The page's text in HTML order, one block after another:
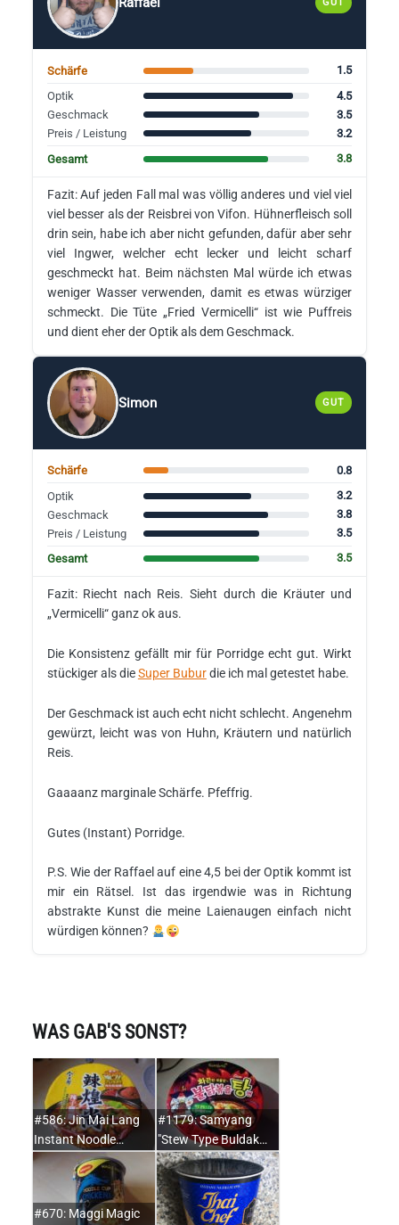
GUT
Schärfe
1.5
Optik
4.5
Geschmack
3.5
Preis / Leistung
3.2
Gesamt
3.8
Fazit: Auf jeden Fall mal was völlig anderes und viel viel
viel besser als der Reisbrei von Vifon. Hühnerfleisch soll
drin sein, habe ich aber nicht gefunden, dafür aber sehr
viel Ingwer, welcher echt lecker und leicht scharf
geschmeckt hat. Beim nächsten Mal würde ich etwas
weniger Wasser verwenden, damit es etwas würziger
schmeckt. Die Tüte „Fried Vermicelli“ ist wie Puffreis
und dient eher der Optik als dem Geschmack.
Simon GUT
Schärfe
0.8
Optik
3.2
Geschmack
3.8
Preis / Leistung
3.5
Gesamt
3.5
Fazit: Riecht nach Reis. Sieht durch die Kräuter und
„Vermicelli“ ganz ok aus.
Die Konsistenz gefällt mir für Porridge echt gut. Wirkt
stückiger als dieSuper Buburdie ich mal getestet habe.
Der Geschmack ist auch echt nicht schlecht. Angenehm
gewürzt, leicht was von Huhn, Kräutern und natürlich
Reis.
Gaaaanz marginale Schärfe. Pfeffrig.
Gutes (Instant) Porridge.
P.S. Wie der Raffael auf eine 4,5 bei der Optik kommt ist
mir ein Rätsel. Ist das irgendwie was in Richtung
abstrakte Kunst die meine Laienaugen einfach nicht
würdigen können?
WAS GAB'S SONST?
#586: Jin Mai Lang
Instant Noodle…
#1179: Samyang
"Stew Type Buldak…
#670: Maggi Magic